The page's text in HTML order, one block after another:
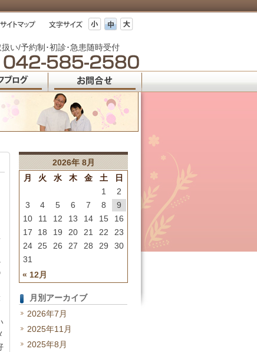
い/予約制･初診･急患随時受付
2026年 8月
月
火 水 木 金 土 日
« 12月
1
2
3
4 5 6 7 8
9
10
11 12 13 14 15
16
17
18 19 20 21 22
23
24
25 26 27 28 29
30
31
月別アーカイブ
2026年7月
2025年11月
2025年8月